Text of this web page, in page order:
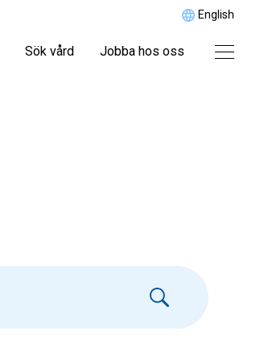
English
Sök vård Jobba hos oss